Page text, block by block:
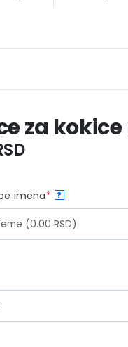
za
imena* ?